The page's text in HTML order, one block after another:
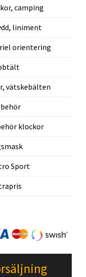
camping
liniment
orientering
vätskebälten
klockor
Sport